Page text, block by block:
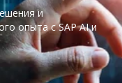
и
опыта с SAP AI и